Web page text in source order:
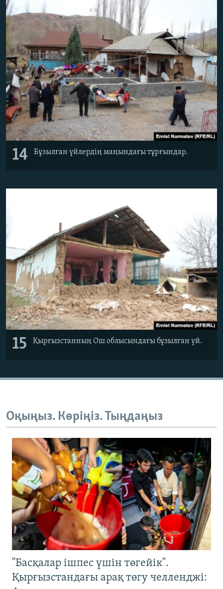
14 Бұзылған үйлердің маңындағы тұрғындар.
15 Қырғызстанның Ош облысындағы бұзылған үй.
Оқыңыз. Көріңіз. Тыңдаңыз
"Басқалар ішпес үшін төгейік".
Қырғызстандағы арақ төгу челленджі: